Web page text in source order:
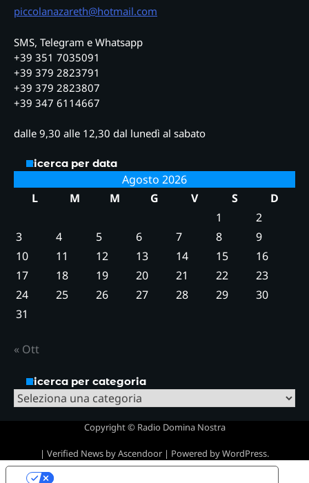
piccolanazareth@hotmail.com
SMS, Telegram e Whatsapp
+39 351 7035091
+39 379 2823791
+39 379 2823807
+39 347 6114667
dalle 9,30 alle 12,30 dal lunedì al sabato
Ricerca per data
Agosto 2026
L
M M G V S
D
1
2
3
4 5 6 7 8
9
10
11 12 13 14 15
16
17
18 19 20 21 22
23
24
25 26 27 28 29
30
31
« Ott
Ricerca per categoria
Ricerca
Copyright © Radio Domina Nostra
| Verified News byAscendoor | Powered byWordPress.
Le tue preferenze relative alla privacy